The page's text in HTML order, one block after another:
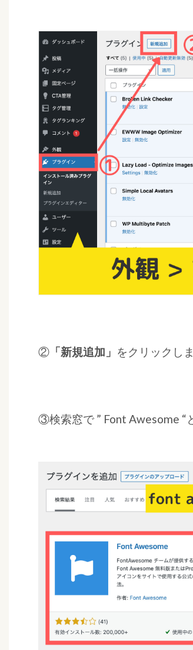
e
」
の
導
入
法
2
ラ
イ
ン
o
w
m
設
定
方
法
H
o
w
r
② 「新規追加」 をクリックしま
③検索窓で ” Font Awesome “